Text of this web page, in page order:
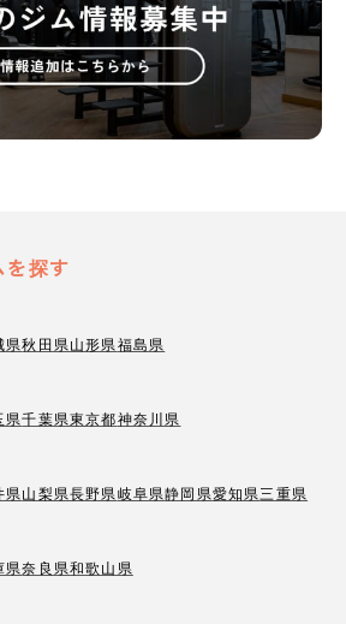
探す
県秋田県山形県福島県
県千葉県東京都神奈川県
県山梨県長野県岐阜県静岡県愛知県三重県
県奈良県和歌山県